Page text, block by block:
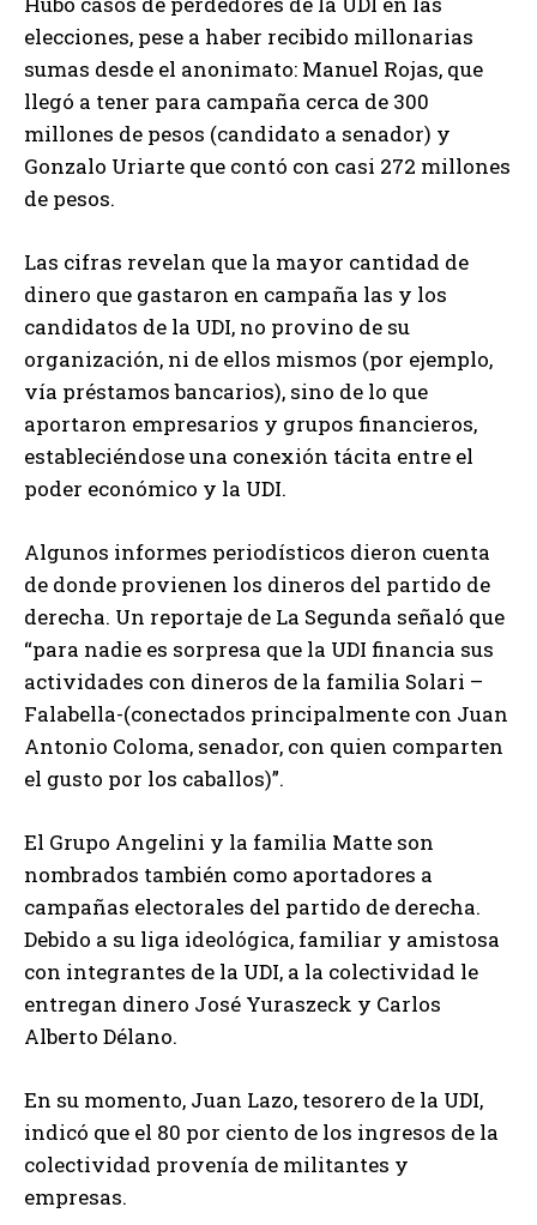
elecciones, pese a haber recibido millonarias
sumas desde el anonimato: Manuel Rojas, que
llegó a tener para campaña cerca de 300
millones de pesos (candidato a senador) y
Gonzalo Uriarte que contó con casi 272 millones
de pesos.
Las cifras revelan que la mayor cantidad de
dinero que gastaron en campaña las y los
candidatos de la UDI, no provino de su
organización, ni de ellos mismos (por ejemplo,
vía préstamos bancarios), sino de lo que
aportaron empresarios y grupos financieros,
estableciéndose una conexión tácita entre el
poder económico y la UDI.
Algunos informes periodísticos dieron cuenta
de donde provienen los dineros del partido de
derecha. Un reportaje de La Segunda señaló que
“para nadie es sorpresa que la UDI financia sus
actividades con dineros de la familia Solari –
Falabella-(conectados principalmente con Juan
Antonio Coloma, senador, con quien comparten
el gusto por los caballos)”.
El Grupo Angelini y la familia Matte son
nombrados también como aportadores a
campañas electorales del partido de derecha.
Debido a su liga ideológica, familiar y amistosa
con integrantes de la UDI, a la colectividad le
entregan dinero José Yuraszeck y Carlos
Alberto Délano.
En su momento, Juan Lazo, tesorero de la UDI,
indicó que el 80 por ciento de los ingresos de la
colectividad provenía de militantes y
empresas.